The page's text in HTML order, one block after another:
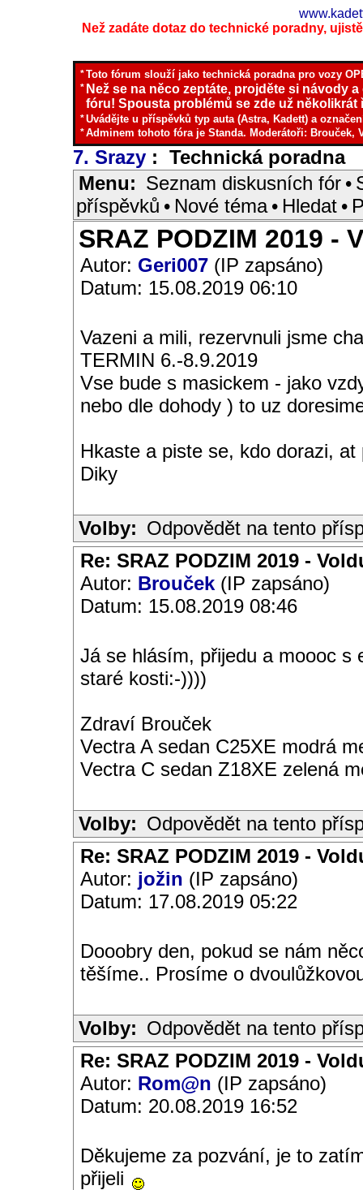
Než zadáte dotaz do technické poradny,
*Toto fórum slouží jako technická poradna pro vozy
* Než se na něco zeptáte, projděte si návody
fóru! Spousta problémů se zde už několikrát
*Uvádějte u příspěvků typ auta (Astra, Kadett) a
*Adminem tohoto fóra je Standa. Moderátoři: Brouček,
7. Srazy : Technická poradna
Menu: Seznam diskusních fór •
příspěvků • Nové téma • Hledat •
SRAZ PODZIM 2019 -
Autor: Geri007 (IP zapsáno)
Datum: 15.08.2019 06:10
Vazeni a mili, rezervnuli jsme
TERMIN 6.-8.9.2019
Vse bude s masickem - jako
nebo dle dohody ) to uz
Hkaste a piste se, kdo dorazi,
Diky
Volby: Odpovědět na tento
Re: SRAZ PODZIM 2019 -
Autor: Brouček (IP zapsáno)
Datum: 15.08.2019 08:46
Já se hlásím, přijedu a moooc
staré kosti:-))))
Zdraví Brouček
Vectra A sedan C25XE modrá
Vectra C sedan Z18XE zelená
Volby: Odpovědět na tento
Re: SRAZ PODZIM 2019 -
Autor: jožin (IP zapsáno)
Datum: 17.08.2019 05:22
Dooobry den, pokud se nám
těšíme.. Prosíme o
Volby: Odpovědět na tento
Re: SRAZ PODZIM 2019 -
Autor: Rom@n (IP zapsáno)
Datum: 20.08.2019 16:52
Děkujeme za pozvání, je to
přijeli